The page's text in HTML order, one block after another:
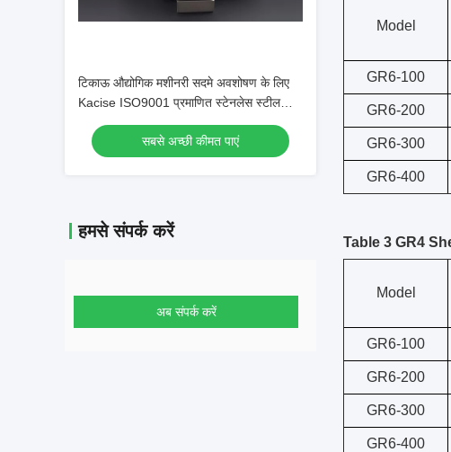
टिकाऊ औद्योगिक मशीनरी सदमे अवशोषण के लिए
Kacise ISO9001 प्रमाणित स्टेनलेस स्टील
वायर रस्सी कंपन अलगाव
सबसे अच्छी कीमत पाएं
हमसे संपर्क करें
अब संपर्क करें
Model
GR6-100
GR6-200
GR6-300
GR6-400
Table 3 GR4
Model
GR6-100
GR6-200
GR6-300
GR6-400